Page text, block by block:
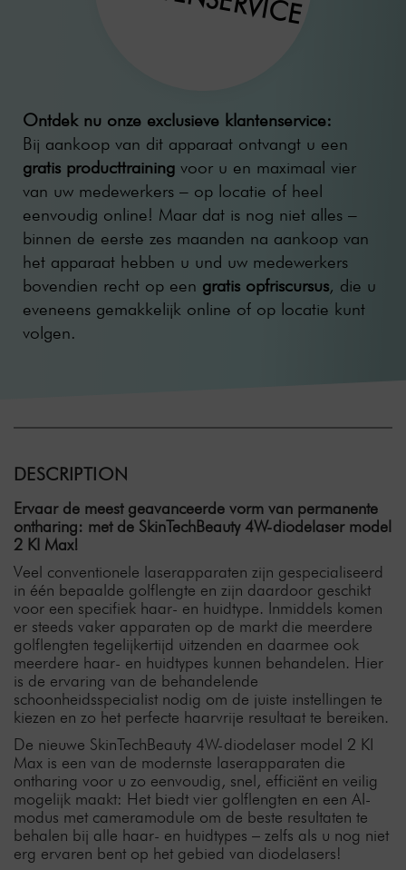
Ontdek nu onze exclusieve klantenservice:
Bij aankoop van dit apparaat ontvangt u een
gratis producttraining voor u en maximaal vier
van uw medewerkers – op locatie of heel
eenvoudig online! Maar dat is nog niet alles –
binnen de eerste zes maanden na aankoop van
het apparaat hebben u und uw medewerkers
bovendien recht op een gratis opfriscursus, die u
eveneens gemakkelijk online of op locatie kunt
volgen.
DESCRIPTION
Ervaar de meest geavanceerde vorm van permanente
ontharing: met de SkinTechBeauty 4W-diodelaser model
2 KI Max!
Veel conventionele laserapparaten zijn gespecialiseerd
in één bepaalde golflengte en zijn daardoor geschikt
voor een specifiek haar- en huidtype. Inmiddels komen
er steeds vaker apparaten op de markt die meerdere
golflengten tegelijkertijd uitzenden en daarmee ook
meerdere haar- en huidtypes kunnen behandelen. Hier
is de ervaring van de behandelende
schoonheidsspecialist nodig om de juiste instellingen te
kiezen en zo het perfecte haarvrije resultaat te bereiken.
De nieuwe SkinTechBeauty 4W-diodelaser model 2 KI
Max is een van de modernste laserapparaten die
ontharing voor u zo eenvoudig, snel, efficiënt en veilig
mogelijk maakt: Het biedt vier golflengten en een AI-
modus met cameramodule om de beste resultaten te
behalen bij alle haar- en huidtypes – zelfs als u nog niet
erg ervaren bent op het gebied van diodelasers!